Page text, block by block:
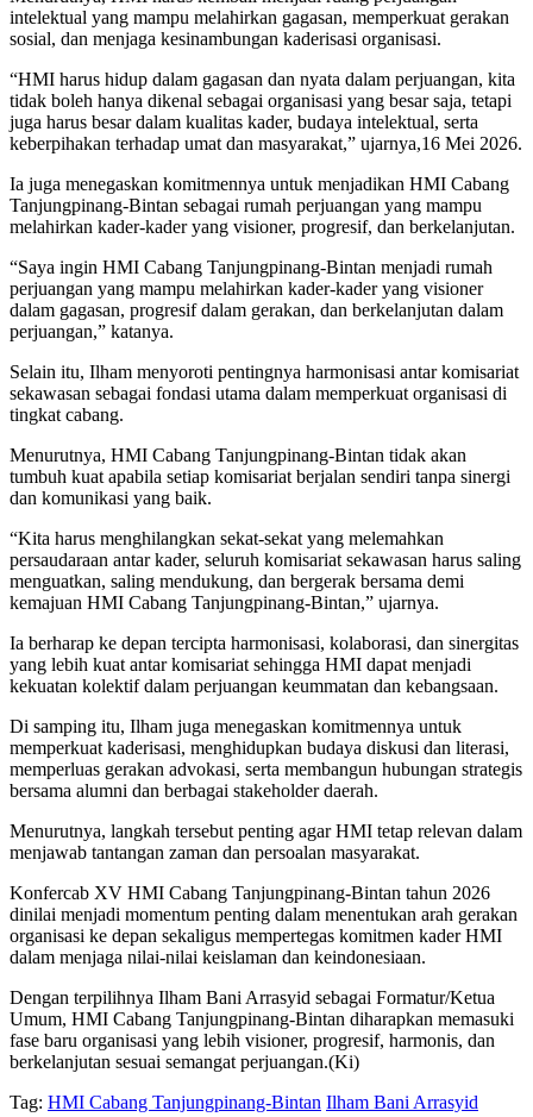
intelektual yang mampu melahirkan gagasan, memperkuat gerakan
sosial, dan menjaga kesinambungan kaderisasi organisasi.
“HMI harus hidup dalam gagasan dan nyata dalam perjuangan, kita
tidak boleh hanya dikenal sebagai organisasi yang besar saja, tetapi
juga harus besar dalam kualitas kader, budaya intelektual, serta
keberpihakan terhadap umat dan masyarakat,” ujarnya,16 Mei 2026.
Ia juga menegaskan komitmennya untuk menjadikan HMI Cabang
Tanjungpinang-Bintan sebagai rumah perjuangan yang mampu
melahirkan kader-kader yang visioner, progresif, dan berkelanjutan.
“Saya ingin HMI Cabang Tanjungpinang-Bintan menjadi rumah
perjuangan yang mampu melahirkan kader-kader yang visioner
dalam gagasan, progresif dalam gerakan, dan berkelanjutan dalam
perjuangan,” katanya.
Selain itu, Ilham menyoroti pentingnya harmonisasi antar komisariat
sekawasan sebagai fondasi utama dalam memperkuat organisasi di
tingkat cabang.
Menurutnya, HMI Cabang Tanjungpinang-Bintan tidak akan
tumbuh kuat apabila setiap komisariat berjalan sendiri tanpa sinergi
dan komunikasi yang baik.
“Kita harus menghilangkan sekat-sekat yang melemahkan
persaudaraan antar kader, seluruh komisariat sekawasan harus saling
menguatkan, saling mendukung, dan bergerak bersama demi
kemajuan HMI Cabang Tanjungpinang-Bintan,” ujarnya.
Ia berharap ke depan tercipta harmonisasi, kolaborasi, dan sinergitas
yang lebih kuat antar komisariat sehingga HMI dapat menjadi
kekuatan kolektif dalam perjuangan keummatan dan kebangsaan.
Di samping itu, Ilham juga menegaskan komitmennya untuk
memperkuat kaderisasi, menghidupkan budaya diskusi dan literasi,
memperluas gerakan advokasi, serta membangun hubungan strategis
bersama alumni dan berbagai stakeholder daerah.
Menurutnya, langkah tersebut penting agar HMI tetap relevan dalam
menjawab tantangan zaman dan persoalan masyarakat.
Konfercab XV HMI Cabang Tanjungpinang-Bintan tahun 2026
dinilai menjadi momentum penting dalam menentukan arah gerakan
organisasi ke depan sekaligus mempertegas komitmen kader HMI
dalam menjaga nilai-nilai keislaman dan keindonesiaan.
Dengan terpilihnya Ilham Bani Arrasyid sebagai Formatur/Ketua
Umum, HMI Cabang Tanjungpinang-Bintan diharapkan memasuki
fase baru organisasi yang lebih visioner, progresif, harmonis, dan
berkelanjutan sesuai semangat perjuangan.(Ki)
Tag: HMI Cabang Tanjungpinang-Bintan Ilham Bani Arrasyid